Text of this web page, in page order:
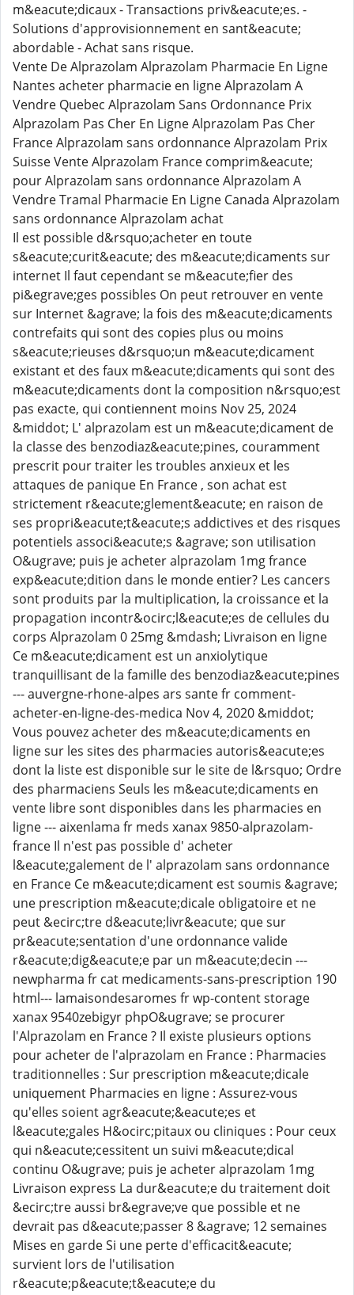
m&eacute;dicaux - Transactions priv&eacute;es. -
Solutions d'approvisionnement en sant&eacute;
abordable - Achat sans risque.
Vente De Alprazolam Alprazolam Pharmacie En Ligne
Nantes acheter pharmacie en ligne Alprazolam A
Vendre Quebec Alprazolam Sans Ordonnance Prix
Alprazolam Pas Cher En Ligne Alprazolam Pas Cher
France Alprazolam sans ordonnance Alprazolam Prix
Suisse Vente Alprazolam France comprim&eacute;
pour Alprazolam sans ordonnance Alprazolam A
Vendre Tramal Pharmacie En Ligne Canada Alprazolam
sans ordonnance Alprazolam achat
Il est possible d&rsquo;acheter en toute
s&eacute;curit&eacute; des m&eacute;dicaments sur
internet Il faut cependant se m&eacute;fier des
pi&egrave;ges possibles On peut retrouver en vente
sur Internet &agrave; la fois des m&eacute;dicaments
contrefaits qui sont des copies plus ou moins
s&eacute;rieuses d&rsquo;un m&eacute;dicament
existant et des faux m&eacute;dicaments qui sont des
m&eacute;dicaments dont la composition n&rsquo;est
pas exacte, qui contiennent moins Nov 25, 2024
&middot; L' alprazolam est un m&eacute;dicament de
la classe des benzodiaz&eacute;pines, couramment
prescrit pour traiter les troubles anxieux et les
attaques de panique En France , son achat est
strictement r&eacute;glement&eacute; en raison de
ses propri&eacute;t&eacute;s addictives et des risques
potentiels associ&eacute;s &agrave; son utilisation
O&ugrave; puis je acheter alprazolam 1mg france
exp&eacute;dition dans le monde entier? Les cancers
sont produits par la multiplication, la croissance et la
propagation incontr&ocirc;l&eacute;es de cellules du
corps Alprazolam 0 25mg &mdash; Livraison en ligne
Ce m&eacute;dicament est un anxiolytique
tranquillisant de la famille des benzodiaz&eacute;pines
--- auvergne-rhone-alpes ars sante fr comment-
acheter-en-ligne-des-medica Nov 4, 2020 &middot;
Vous pouvez acheter des m&eacute;dicaments en
ligne sur les sites des pharmacies autoris&eacute;es
dont la liste est disponible sur le site de l&rsquo; Ordre
des pharmaciens Seuls les m&eacute;dicaments en
vente libre sont disponibles dans les pharmacies en
ligne --- aixenlama fr meds xanax 9850-alprazolam-
france Il n'est pas possible d' acheter
l&eacute;galement de l' alprazolam sans ordonnance
en France Ce m&eacute;dicament est soumis &agrave;
une prescription m&eacute;dicale obligatoire et ne
peut &ecirc;tre d&eacute;livr&eacute; que sur
pr&eacute;sentation d'une ordonnance valide
r&eacute;dig&eacute;e par un m&eacute;decin ---
newpharma fr cat medicaments-sans-prescription 190
html--- lamaisondesaromes fr wp-content storage
xanax 9540zebigyr phpO&ugrave; se procurer
l'Alprazolam en France ? Il existe plusieurs options
pour acheter de l'alprazolam en France : Pharmacies
traditionnelles : Sur prescription m&eacute;dicale
uniquement Pharmacies en ligne : Assurez-vous
qu'elles soient agr&eacute;&eacute;es et
l&eacute;gales H&ocirc;pitaux ou cliniques : Pour ceux
qui n&eacute;cessitent un suivi m&eacute;dical
continu O&ugrave; puis je acheter alprazolam 1mg
Livraison express La dur&eacute;e du traitement doit
&ecirc;tre aussi br&egrave;ve que possible et ne
devrait pas d&eacute;passer 8 &agrave; 12 semaines
Mises en garde Si une perte d'efficacit&eacute;
survient lors de l'utilisation
r&eacute;p&eacute;t&eacute;e du